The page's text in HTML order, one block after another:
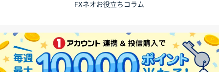
FXネオお役立ちコラム